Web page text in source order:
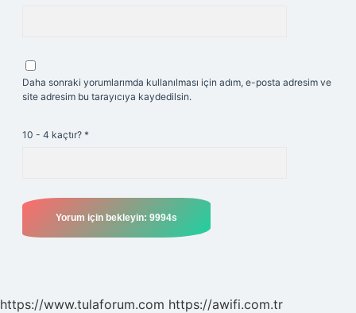
Daha sonraki yorumlarımda kullanılması için adım, e-posta adresim ve
site adresim bu tarayıcıya kaydedilsin.
10 - 4 kaçtır? *
https://www.tulaforum.com https://awifi.com.tr